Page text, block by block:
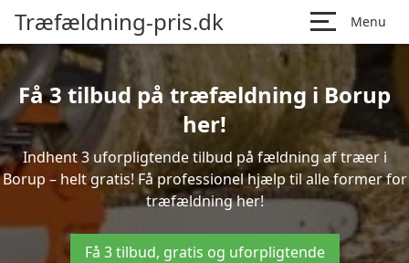
Træfældning-pris.dk Menu
Få 3 tilbud på træfældning i Borup
her!
Indhent 3 uforpligtende tilbud på fældning af træer i
Borup – helt gratis! Få professionel hjælp til alle former for
træfældning her!
Få 3 tilbud, gratis og uforpligtende